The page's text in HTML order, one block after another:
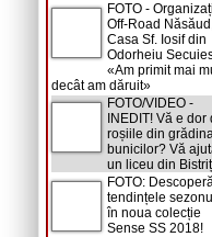
FOTO -
Off-Road
Casa Sf. Iosif din
Odorheiu
«Am primit mai
decât am dăruit»
FOTO/VIDEO -
INEDIT! Vă e dor
roșiile din
bunicilor? Vă
un liceu din
FOTO:
tendințele
în noua colecție
Sense SS 2018!